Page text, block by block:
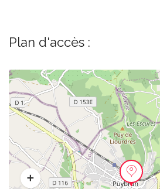
Plan d'accès :